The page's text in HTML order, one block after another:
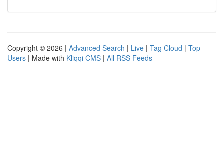
Copyright © 2026 | Advanced Search | Live | Tag Cloud | Top
Users | Made with Kliqqi CMS | All RSS Feeds